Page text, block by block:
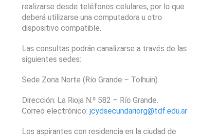
realizarse desde teléfonos celulares, por lo que
deberá utilizarse una computadora u otro
dispositivo compatible.
Las consultas podrán canalizarse a través de las
siguientes sedes:
Sede Zona Norte (Río Grande – Tolhuin)
Dirección: La Rioja N.º 582 – Río Grande.
Correo electrónico: jcydsecundariorg@tdf.edu.ar
Los aspirantes con residencia en la ciudad de